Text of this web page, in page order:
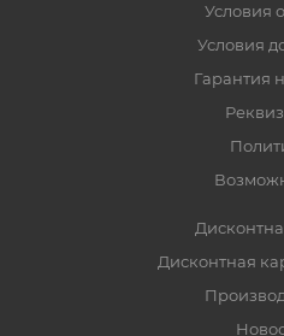
Условия
Условия
Гарантия
Дисконтная